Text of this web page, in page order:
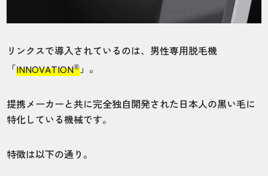
リンクスで導入されているのは、男性専用脱毛機
「INNOVATION® 」。
提携メーカーと共に完全独自開発された日本人の黒い毛に
特化している機械です。
特徴は以下の通り。